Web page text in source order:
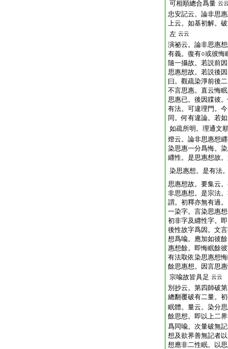
可相順總合爲量 云
忠安記云。論非思
上云。如基初解。
左 云云
演祕云。論非思惠
有義。復有○或彼悔
隨一攝故。若説前
思惠想故。若説後
曰。觀疏染淨前後
不言思惠。直云悔
思惠已。後因牃彼
有法。可違理門。
同。何有違論。若
如疏所明。理通文
燈云。論非思惠想
染思惠一分爲悔。
纒性。是思惠想故
染思惠想。是有法
思惠想故。要集云
非思惠想。是宗法
謂。初釋亦無有過
一染字。言染思惠
初非字及纒性字。
後性故字爲因。文
想爲喩。應加如彼
惠想餘。即悔眠餘
有法取依染思惠想
餘思惠想。因言思
宗喩故皆具足 云云
別抄云。第四師破
總翻覆破有二量。
眠體。量云。染分
餘思想。即以上二
爲同喩。次量破無
想及欲界善無記者
想應非二性眠。以